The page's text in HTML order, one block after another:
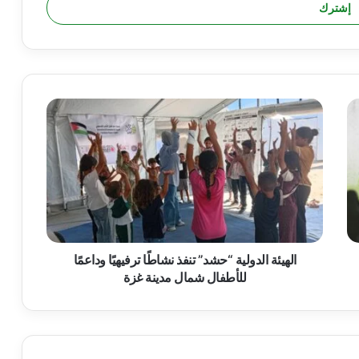
ا
ه
ي
ئ
ة
ا
د
ة
الهيئة الدولية “حشد” تنفذ نشاطًا ترفيهيًا وداعمًا
للأطفال شمال مدينة غزة